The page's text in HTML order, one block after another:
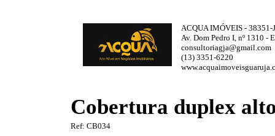
ACQUA IMÓVEIS - 38351-J
Av. Dom Pedro I, nº 1310 -
consultoriagja@gmail.com
(13) 3351-6220
Cobertura duplex
Ref: CB034